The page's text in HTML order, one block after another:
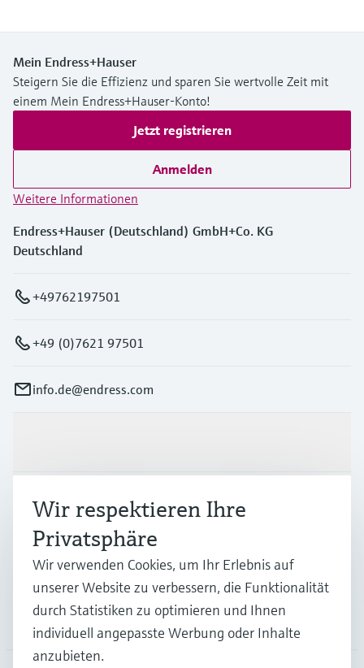
Mein Endress+Hauser
Steigern Sie die Effizienz und sparen Sie wertvolle Zeit mit
einem Mein Endress+Hauser-Konto!
Jetzt registrieren
Anmelden
Weitere Informationen
Endress+Hauser (Deutschland) GmbH+Co. KG
Deutschland
+49762197501
+49 (0)7621 97501
info.de@endress.com
Branchen
Support
Unternehmen
Wir respektieren Ihre
Privatsphäre
Wir verwenden Cookies, um Ihr Erlebnis auf
unserer Website zu verbessern, die Funktionalität
durch Statistiken zu optimieren und Ihnen
individuell angepasste Werbung oder Inhalte
anzubieten.